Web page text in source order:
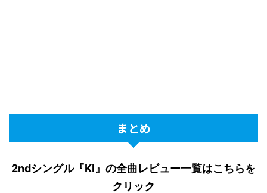
まとめ
2ndシングル『KI』の全曲レビュー一覧はこちらを
クリック